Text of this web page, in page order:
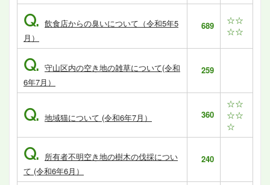
Q. 飲食店からの臭いについて（令和5年5
月）
689
☆☆
☆☆
Q. 守山区内の空き地の雑草について(令和
6年7月）
259
Q. 地域猫について (令和6年7月） 360
☆☆
☆☆
☆
Q. 所有者不明空き地の樹木の伐採につい
て (令和6年6月）
240